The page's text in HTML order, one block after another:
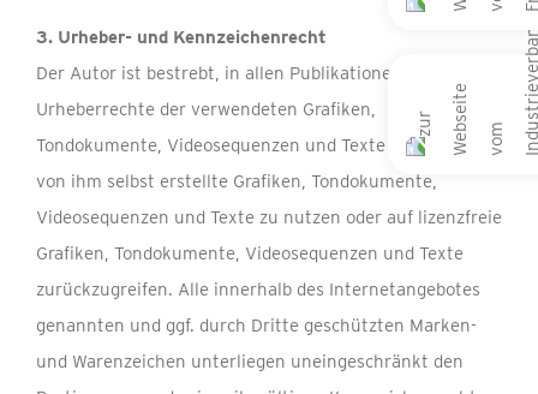
3. Urheber- und Kennzeichenrecht
Der Autor ist bestrebt, in allen Publikationen die
Urheberrechte der verwendeten Grafiken,
Tondokumente, Videosequenzen und Texte zu beachten,
von ihm selbst erstellte Grafiken, Tondokumente,
Videosequenzen und Texte zu nutzen oder auf lizenzfreie
Grafiken, Tondokumente, Videosequenzen und Texte
zurückzugreifen. Alle innerhalb des Internetangebotes
genannten und ggf. durch Dritte geschützten Marken-
und Warenzeichen unterliegen uneingeschränkt den